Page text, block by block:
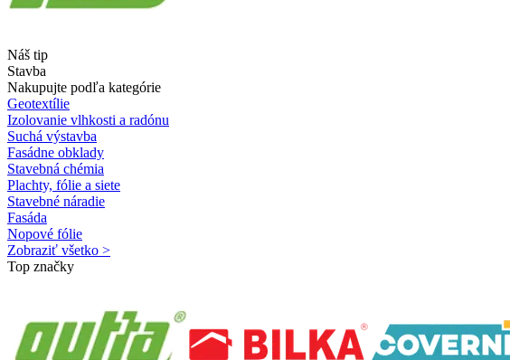
Náš tip
Stavba
Nakupujte podľa kategórie
Geotextílie
Izolovanie vlhkosti a radónu
Suchá výstavba
Fasádne obklady
Stavebná chémia
Plachty, fólie a siete
Stavebné náradie
Fasáda
Nopové fólie
Zobraziť všetko >
Top značky